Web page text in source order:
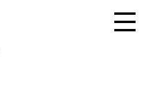
Accueil